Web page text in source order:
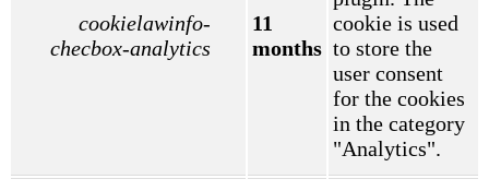
cookielawinfo-
checbox-analytics
11
months
cookie is used
to store the
user consent
for the cookies
in the category
"Analytics".